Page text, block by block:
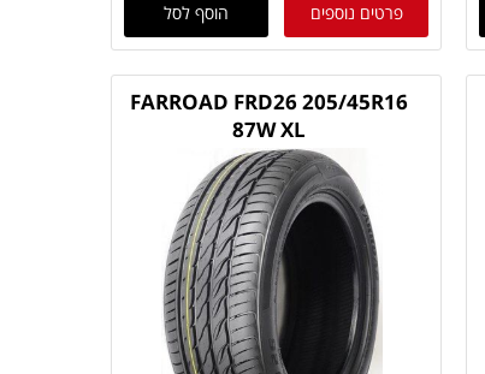
פרטים נוספים הוסף לסל
FARROAD FRD26 205/45R16
87W XL